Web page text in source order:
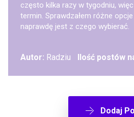
często kilka razy w tygodniu,
termin. Sprawdzałem różne
naprawdę jest z czego wybierać.
Autor: Radziu Ilość postów
Dodaj